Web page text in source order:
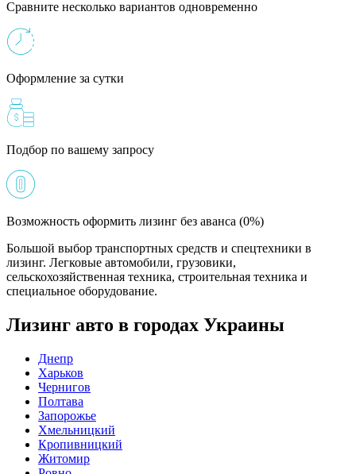
Сравните несколько вариантов одновременно
Оформление за сутки
Подбор по вашему запросу
Возможность оформить лизинг без аванса (0%)
Большой выбор транспортных средств и спецтехники в
лизинг. Легковые автомобили, грузовики,
сельскохозяйственная техника, строительная техника и
специальное оборудование.
Лизинг авто в городах Украины
Днепр
Харьков
Чернигов
Полтава
Запорожье
Хмельницкий
Кропивницкий
Житомир